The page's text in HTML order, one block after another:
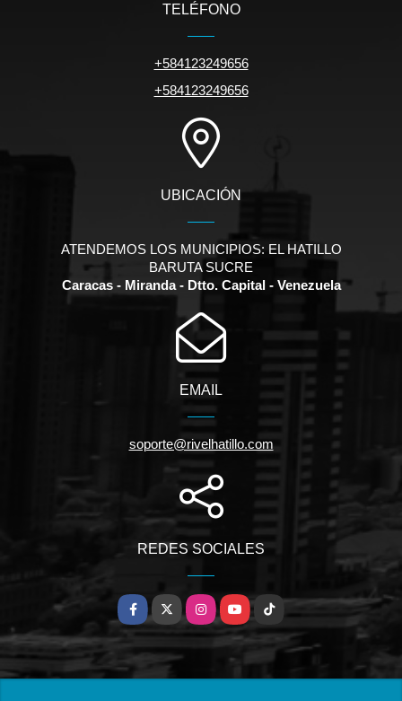
TELÉFONO
+584123249656
+584123249656
UBICACIÓN
ATENDEMOS LOS MUNICIPIOS: EL HATILLO
BARUTA SUCRE
Caracas - Miranda - Dtto. Capital - Venezuela
EMAIL
soporte@rivelhatillo.com
REDES SOCIALES
Facebook
X InstagramYouTubeTikTok